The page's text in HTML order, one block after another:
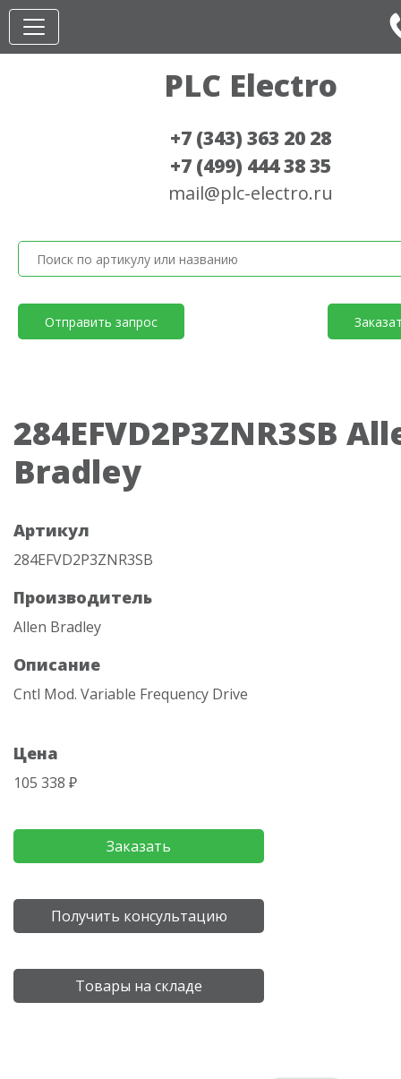
PLC Electro
+7 (343) 363 20 28
+7 (499) 444 38 35
mail@plc-electro.ru
Отправить запрос
284EFVD2P3ZNR3SB
Bradley
Артикул
284EFVD2P3ZNR3SB
Производитель
Allen Bradley
Описание
Cntl Mod. Variable Frequency Drive
Цена
105 338 ₽
Заказать
Получить консультацию
Товары на складе